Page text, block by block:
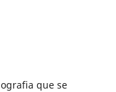
que se